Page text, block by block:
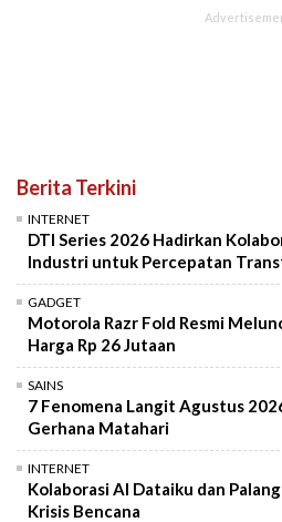
Berita Terkini
INTERNET
DTI Series 2026 Hadirkan
Industri untuk Percepatan
GADGET
Motorola Razr Fold Resmi
Harga Rp 26 Jutaan
SAINS
7 Fenomena Langit Agustus
Gerhana Matahari
INTERNET
Kolaborasi AI Dataiku dan
Krisis Bencana